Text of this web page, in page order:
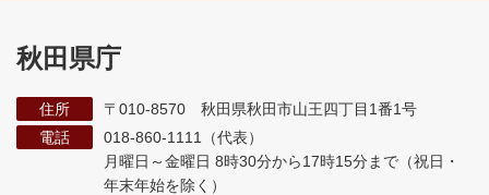
秋田県庁
住所
〒010-8570 秋田県秋田市山王四丁目1番1号
電話
018-860-1111（代表）
月曜日～金曜日 8時30分から17時15分まで （祝日・
年末年始を除く）